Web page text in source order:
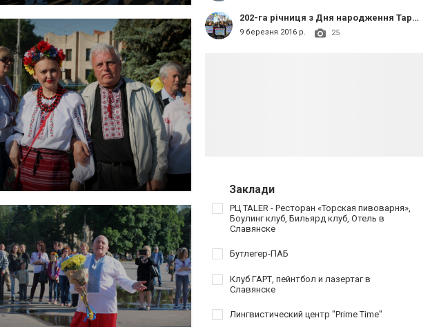
202-га річниця з Дня народження Тараса Шевченка
9 березня 2016 р. 25
Заклади
РЦ TALER - Ресторан «Торская пивоварня»,
Боулинг клуб, Бильярд клуб, Отель в
Славянске
Бутлегер-ПАБ
Клуб ГАРТ, пейнтбол и лазертаг в
Славянске
Лингвистический центр "Prime Time"